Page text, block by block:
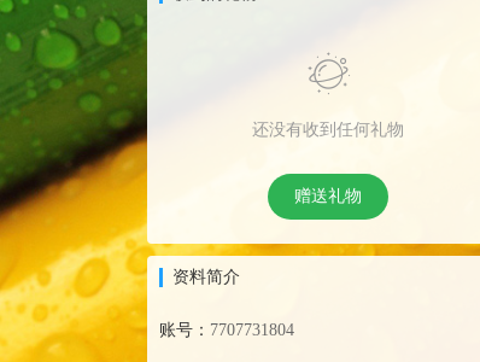
还没有收到任何礼物
赠送礼物
资料简介
账号： 7707731804